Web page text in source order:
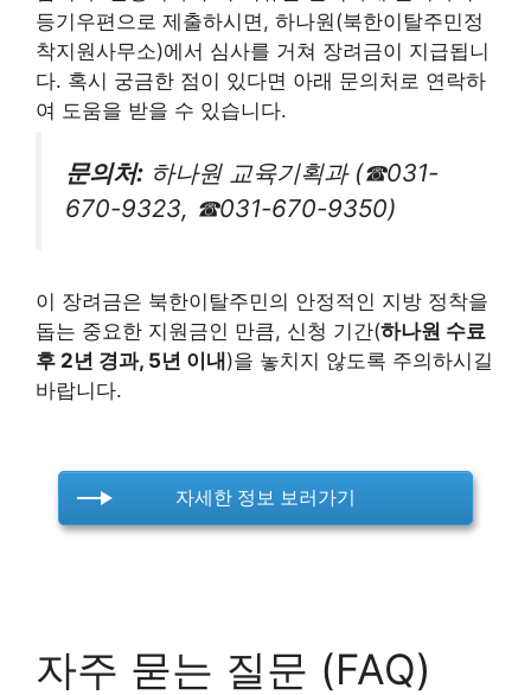
등기우편으로 제출하시면, 하나원(북한이탈주민정
착지원사무소)에서 심사를 거쳐 장려금이 지급됩니
다. 혹시 궁금한 점이 있다면 아래 문의처로 연락하
여 도움을 받을 수 있습니다.
문의처: 하나원 교육기획과 (☎031-
670-9323, ☎031-670-9350)
이 장려금은 북한이탈주민의 안정적인 지방 정착을
돕는 중요한 지원금인 만큼, 신청 기간(하나원 수료
후 2년 경과, 5년 이내)을 놓치지 않도록 주의하시길
바랍니다.
자세한 정보 보러가기
자주 묻는 질문 (FAQ)